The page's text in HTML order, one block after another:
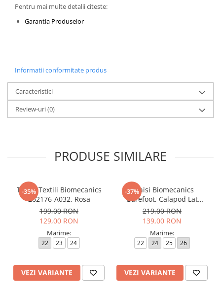
Pentru mai multe detalii citeste:
Garantia Produselor
Informatii conformitate produs
Caracteristici
Review-uri(0)
PRODUSE SIMILARE
-35%
Tenisi Textili Biomecanics
262176-A032, Rosa
199,00 RON
129,00 RON
Marime:
22 23 24
VEZI VARIANTE
-37%
Tenisi Biomecanics
Barefoot, Calapod Lat
262190-E032 Rosa
219,00 RON
139,00 RON
Marime:
22 24 25 26
VEZI VARIANTE